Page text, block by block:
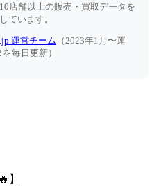
店舗以上の販売・買取データを
ています。
運営チーム （2023年1月〜運
毎日更新）
】